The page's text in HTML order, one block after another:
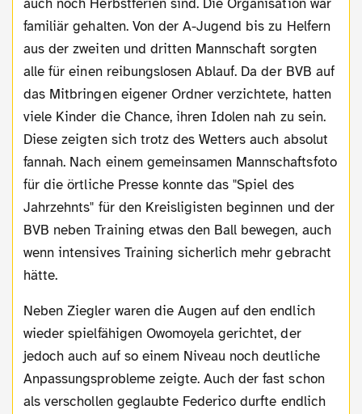
auch noch Herbstferien sind. Die Organisation war
familiär gehalten. Von der A-Jugend bis zu Helfern
aus der zweiten und dritten Mannschaft sorgten
alle für einen reibungslosen Ablauf. Da der BVB auf
das Mitbringen eigener Ordner verzichtete, hatten
viele Kinder die Chance, ihren Idolen nah zu sein.
Diese zeigten sich trotz des Wetters auch absolut
fannah. Nach einem gemeinsamen Mannschaftsfoto
für die örtliche Presse konnte das "Spiel des
Jahrzehnts" für den Kreisligisten beginnen und der
BVB neben Training etwas den Ball bewegen, auch
wenn intensives Training sicherlich mehr gebracht
hätte.
Neben Ziegler waren die Augen auf den endlich
wieder spielfähigen Owomoyela gerichtet, der
jedoch auch auf so einem Niveau noch deutliche
Anpassungsprobleme zeigte. Auch der fast schon
als verschollen geglaubte Federico durfte endlich